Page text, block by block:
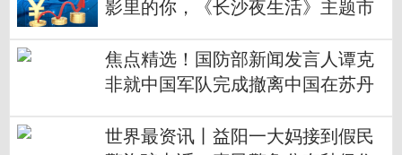
影里的你，《长沙夜生活》主题市
焦点精选！国防部新闻发言人谭克
非就中国军队完成撤离中国在苏丹
世界最资讯丨益阳一大妈接到假民